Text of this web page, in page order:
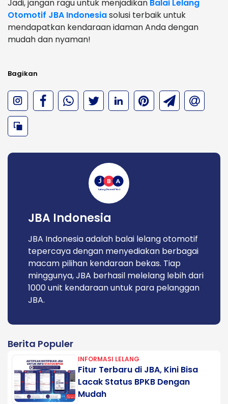
Jadi, jangan ragu untuk menjadikan Balai Lelang
Otomotif JBA Indonesiasolusi terbaik untuk
mendapatkan kendaraan idaman Anda dengan
mudah dan nyaman!
Bagikan
JBA Indonesia
JBA Indonesia adalah balai lelang otomotif
tepercaya dengan menyediakan berbagai
macam pilihan kendaraan bekas. Tiap
minggunya, JBA berhasil melelang lebih dari
1000 unit kendaraan untuk para pelanggan
JBA.
Berita Populer
INFORMASI LELANG
Fitur Terbaru di JBA, Kini Bisa
Lacak Status BPKB Dengan
Mudah